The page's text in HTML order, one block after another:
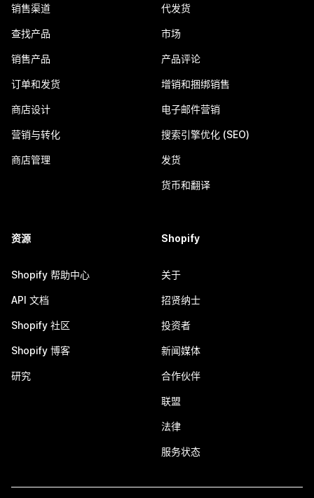
销售渠道
查找产品
销售产品
订单和发货
商店设计
营销与转化
商店管理
代发货
市场
产品评论
增销和捆绑销售
电子邮件营销
搜索引擎优化 (SEO)
发货
货币和翻译
资源
Shopify 帮助中心
API 文档
Shopify 社区
Shopify 博客
研究
Shopify
关于
招贤纳士
投资者
新闻媒体
合作伙伴
联盟
法律
服务状态